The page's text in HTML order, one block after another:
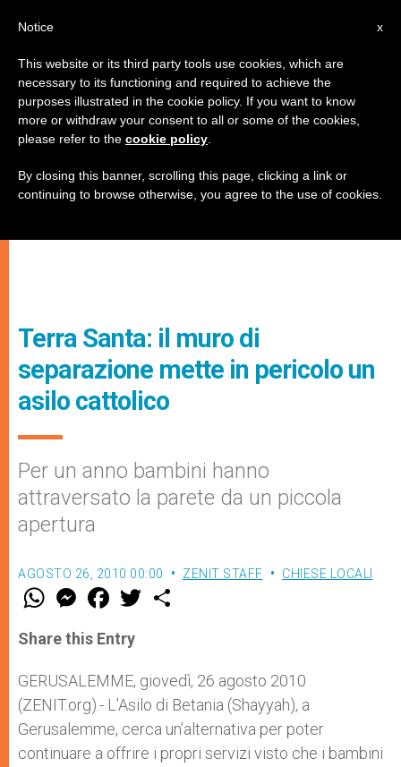
Terra Santa: il muro di
separazione mette in pericolo un
asilo cattolico
Per un anno bambini hanno
attraversato la parete da un piccola
apertura
AGOSTO 26, 2010 00:00 ZENIT STAFF CHIESE LOCALI
W
t
s
p
p
M
e
s
e
g
e
r
F
a
e
b
o
k
w
r
Share this Entry
GERUSALEMME, giovedì, 26 agosto 2010
(ZENIT.org).- L’Asilo di Betania (Shayyah), a
Gerusalemme, cerca un’alternativa per poter
continuare a offrire i propri servizi visto che i bambini
x
Notice
This website or its third party tools use cookies, which are
necessary to its functioning and required to achieve the
purposes illustrated in the cookie policy. If you want to know
more or withdraw your consent to all or some of the cookies,
please refer to the cookie policy
By closing this banner, scrolling this page, clicking a link or
continuing to browse otherwise, you agree to the use of cookies.